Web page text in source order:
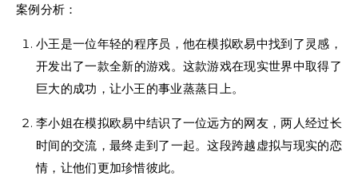
案例分析：
小王是一位年轻的程序员，他在模拟欧易中找到了灵感，
开发出了一款全新的游戏。这款游戏在现实世界中取得了
巨大的成功，让小王的事业蒸蒸日上。
李小姐在模拟欧易中结识了一位远方的网友，两人经过长
时间的交流，最终走到了一起。这段跨越虚拟与现实的恋
情，让他们更加珍惜彼此。